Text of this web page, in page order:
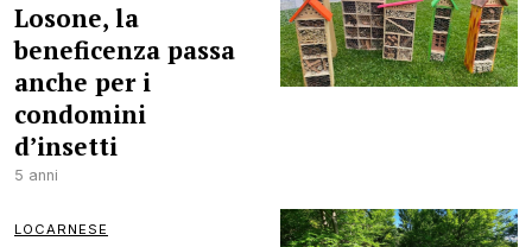
Losone, la
beneficenza passa
anche per i
condomini
d’insetti
5 anni
LOCARNESE